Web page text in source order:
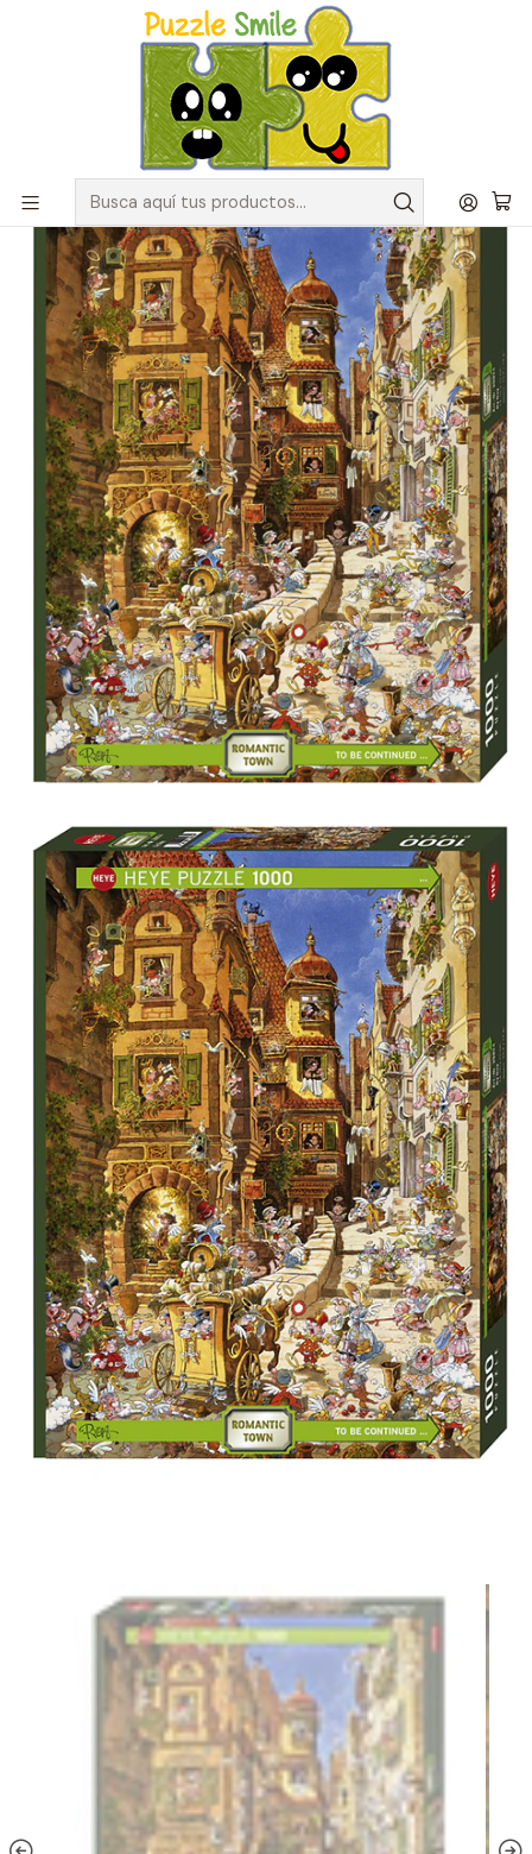
Envíos GRATIS para pedidos sobre $50.000 en Regiones de la
Catálogo de Puzzles y Rompecabezas
Marcas
Puzzle 1000 Piezas | Romantic Town By Day